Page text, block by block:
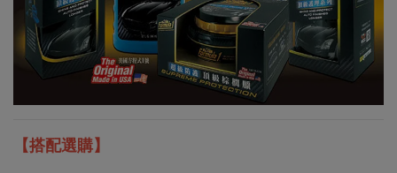
【搭配選購】